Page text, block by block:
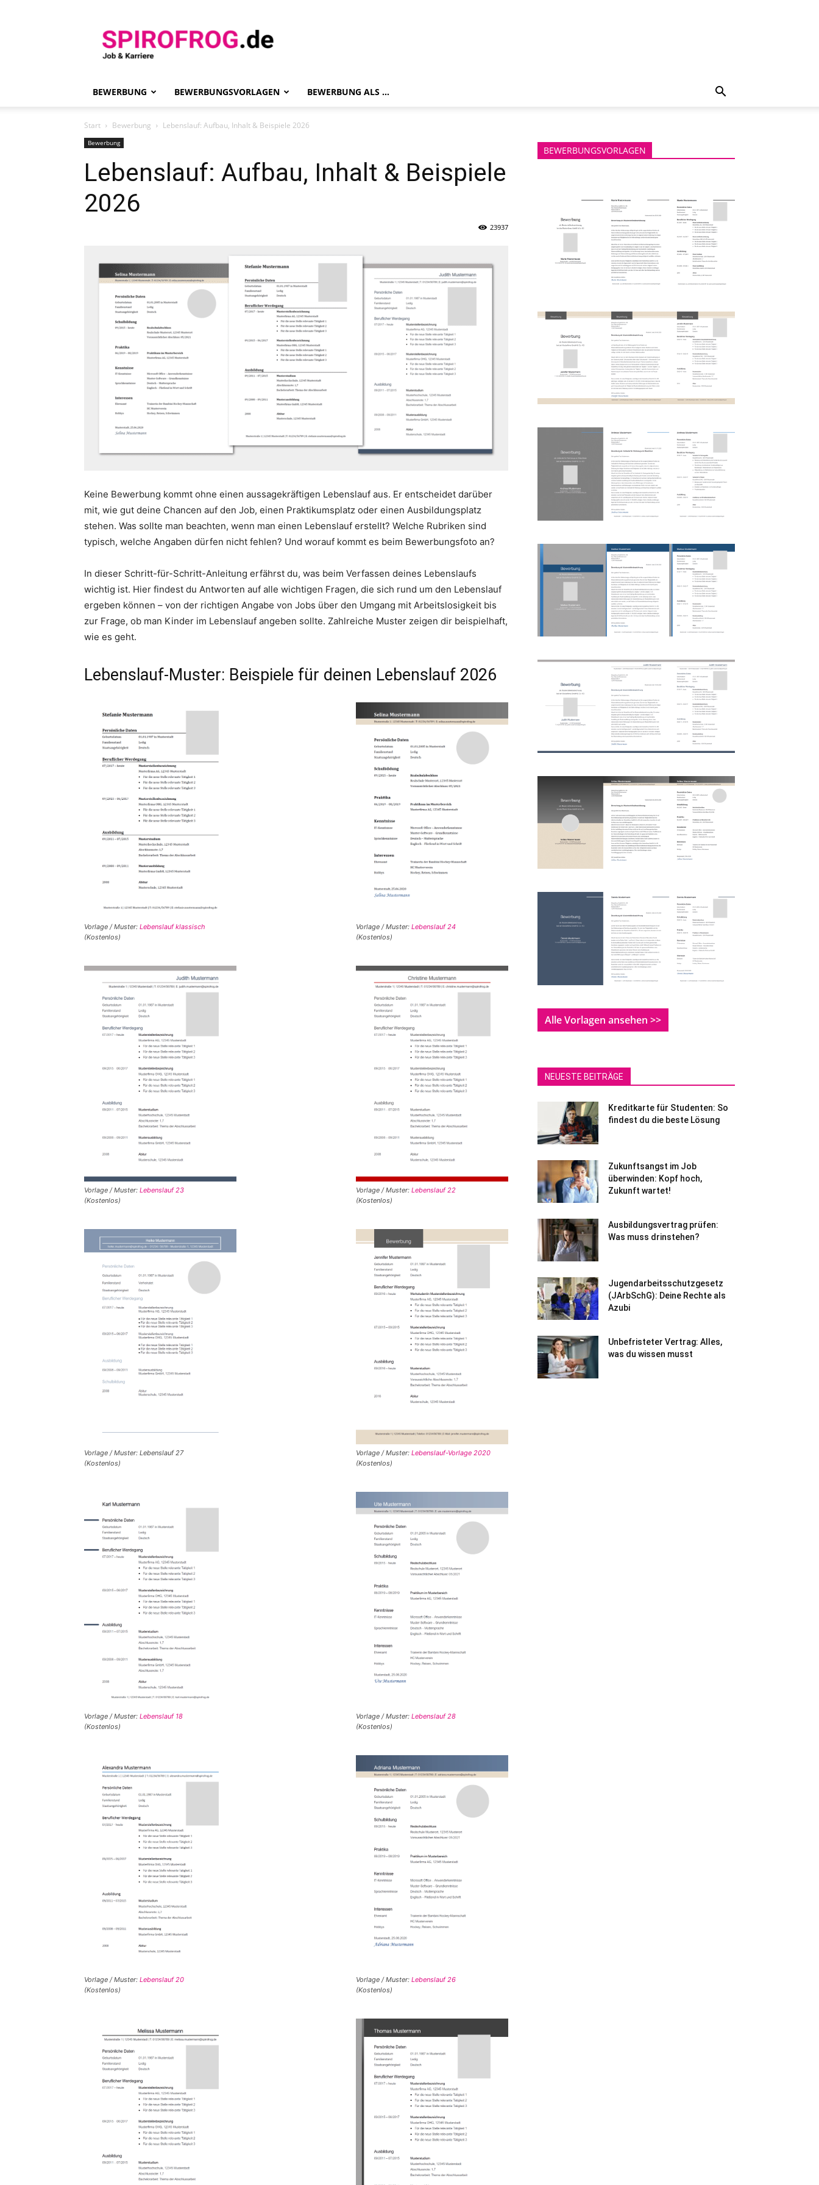
BEWERBUNG BEWERBUNGSVORLAGEN BEWERBUNG ALS …
Start Bewerbung Lebenslauf: Aufbau, Inhalt & Beispiele 2026
Bewerbung
Lebenslauf: Aufbau, Inhalt & Beispiele
2026
23937
Keine Bewerbung kommt ohne einen aussagekräftigen Lebenslauf aus. Er entscheidet darüber
mit, wie gut deine Chancen auf den Job, einen Praktikumsplatz oder einen Ausbildungsplatz
stehen. Was sollte man beachten, wenn man einen Lebenslauf erstellt? Welche Rubriken sind
typisch, welche Angaben dürfen nicht fehlen? Und worauf kommt es beim Bewerbungsfoto an?
In dieser Schritt-für-Schritt-Anleitung erfährst du, was beim Verfassen deines Lebenslaufs
wichtig ist. Hier findest du Antworten auf alle wichtigen Fragen, die sich rund um den Lebenslauf
ergeben können – von der richtigen Angabe von Jobs über den Umgang mit Arbeitslosigkeit bis
zur Frage, ob man Kinder im Lebenslauf angeben sollte. Zahlreiche Muster zeigen dir beispielhaft,
wie es geht.
Lebenslauf-Muster: Beispiele für deinen Lebenslauf 2026
Vorlage / Muster: Lebenslauf klassisch
(Kostenlos)
Vorlage / Muster: Lebenslauf 24
(Kostenlos)
Vorlage / Muster: Lebenslauf 23
(Kostenlos)
Vorlage / Muster: Lebenslauf 22
(Kostenlos)
Vorlage / Muster: Lebenslauf 27
(Kostenlos)
Vorlage / Muster: Lebenslauf-Vorlage 2020
(Kostenlos)
Vorlage / Muster: Lebenslauf 18
(Kostenlos)
Vorlage / Muster: Lebenslauf 28
(Kostenlos)
Vorlage / Muster: Lebenslauf 20
(Kostenlos)
Vorlage / Muster: Lebenslauf 26
(Kostenlos)
BEWERBUNGSVORLAGEN
Alle Vorlagen ansehen >>
NEUESTE BEITRÄGE
Kreditkarte für Studenten: So
findest du die beste Lösung
Zukunftsangst im Job
überwinden: Kopf hoch,
Zukunft wartet!
Ausbildungsvertrag prüfen:
Was muss drinstehen?
Jugendarbeitsschutzgesetz
(JArbSchG): Deine Rechte als
Azubi
Unbefristeter Vertrag: Alles,
was du wissen musst